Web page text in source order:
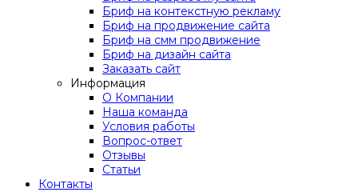
Бриф на контекстную рекламу
Бриф на продвижение сайта
Бриф на смм продвижение
Бриф на дизайн сайта
Заказать сайт
Информация
О Компании
Наша команда
Условия работы
Вопрос-ответ
Отзывы
Статьи
Контакты